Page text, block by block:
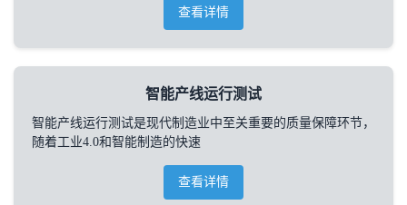
查看详情
智能产线运行测试
智能产线运行测试是现代制造业中至关重要的质量保障环节，
随着工业4.0和智能制造的快速
查看详情